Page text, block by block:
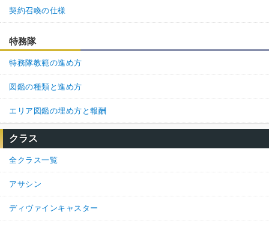
契約召喚の仕様
特務隊
特務隊教範の進め方
図鑑の種類と進め方
エリア図鑑の埋め方と報酬
クラス
全クラス一覧
アサシン
ディヴァインキャスター